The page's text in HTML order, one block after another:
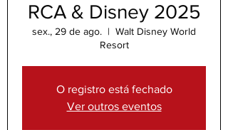
RCA & Disney 2025
sex., 29 de ago.
  |
Walt Disney World
Resort
O registro está fechado
Ver outros eventos